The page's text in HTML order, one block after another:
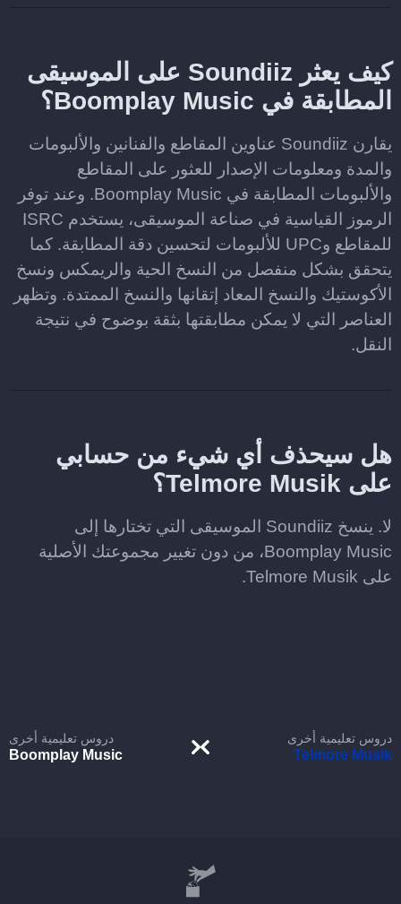
كيف يعثر Soundiiz على الموسيقى
المطابقة في Boomplay Music؟
يقارن Soundiiz عناوين المقاطع والفنانين والألبومات
والمدة ومعلومات الإصدار للعثور على المقاطع
والألبومات المطابقة في Boomplay Music. وعند توفر
الرموز القياسية في صناعة الموسيقى، يستخدم ISRC
للمقاطع وUPC للألبومات لتحسين دقة المطابقة. كما
يتحقق بشكل منفصل من النسخ الحية والريمكس ونسخ
الأكوستيك والنسخ المعاد إتقانها والنسخ الممتدة. وتظهر
العناصر التي لا يمكن مطابقتها بثقة بوضوح في نتيجة
النقل.
هل سيحذف أي شيء من حسابي
على Telmore Musik؟
لا. ينسخ Soundiiz الموسيقى التي تختارها إلى
Boomplay Music، من دون تغيير مجموعتك الأصلية
على Telmore Musik.
دروس تعليمية أخرى
Telmore Musik
دروس تعليمية أخرى
Boomplay Music